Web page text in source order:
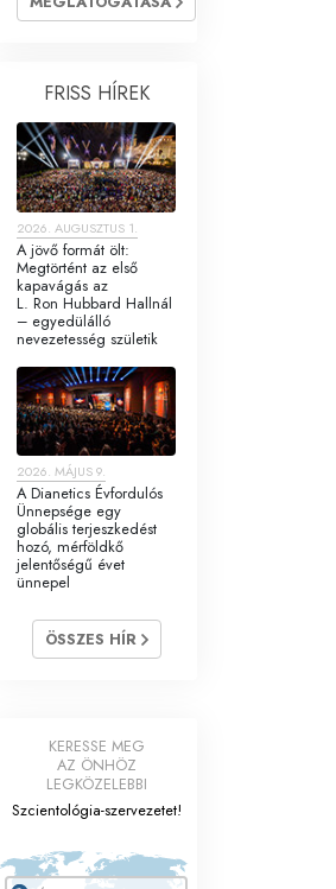
FRISS HÍREK
2026. AUGUSZTUS 1.
A jövő formát ölt:
Megtörtént az első
kapavágás az
L. Ron Hubbard Hallnál
– egyedülálló
nevezetesség születik
2026. MÁJUS 9.
A Dianetics Évfordulós
Ünnepsége egy
globális terjeszkedést
hozó, mérföldkő
jelentőségű évet
ünnepel
ÖSSZES HÍR
KERESSE MEG
AZ ÖNHÖZ
LEGKÖZELEBBI
Szcientológia-szervezetet!